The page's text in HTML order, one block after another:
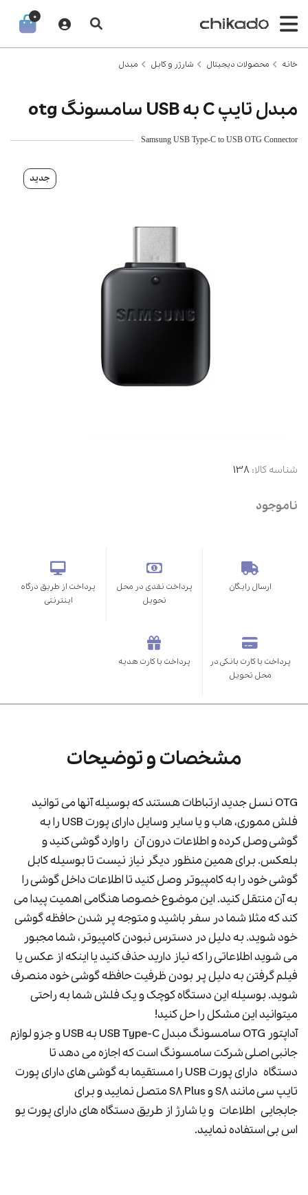
0
خانه محصولات دیجیتال شارژر و کابل مبدل
مبدل تایپ C به USB سامسونگ otg
Samsung USB Type-C to USB OTG Connector
جدید
شناسه کالا:
ناموجود
ارسال رایگان
پرداخت نقدی در محل
تحویل
پرداخت از طریق درگاه
اینترنتی
پرداخت با کارت بانکی در
محل تحویل
پرداخت با کارت هدیه
مشخصات و توضیحات
OTG نسل جدید ارتباطات هستند که بوسیله آنها می توانید
فلش مموری، هاب و یا سایر وسایل دارای پورت USB را به
گوشی وصل کرده و اطلاعات درون آن را وارد گوشی کنید و
بلعکس. برای همین منظور دیگر نیاز نیست تا بوسیله کابل
گوشی خود را به کامپیوتر وصل کنید تا اطلاعات داخل گوشی را
به آن منتقل کنید. این موضوع خصوصا هنگامی اهمیت پیدا می
کند که مثلا شما در سفر باشید و متوجه پر شدن حافظه گوشی
خود شوید. به دلیل در دسترس نبودن کامپیوتر، شما مجبور
می شوید اطلاعاتی را که نیاز دارید حذف کنید یا اینکه از عکس یا
فیلم گرفتن به دلیل پر بودن ظرفیت حافظه گوشی خود منصرف
شوید. بوسیله این دستگاه کوچک و یک فلش شما به راحتی
میتوانید این مشکل را حل کنید!
آداپتور OTG سامسونگ مبدل USB Type-C به USB و جزو لوازم
جانبی اصلی شرکت سامسونگ است که اجازه می دهد تا
دستگاه دارای پورت USB را مستقیما به گوشی های دارای پورت
تایپ سی مانند S8 و S8 Plus متصل نمایید و برای
جابجایی اطلاعات و یا شارژ از طریق دستگاه های دارای پورت یو
اس بی استفاده نمایید.